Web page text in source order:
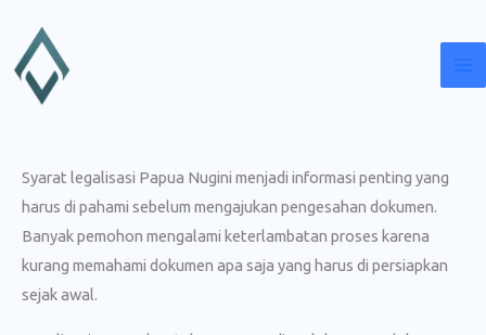
konten
Syarat legalisasi Papua Nugini menjadi informasi penting yang
harus di pahami sebelum mengajukan pengesahan dokumen.
Banyak pemohon mengalami keterlambatan proses karena
kurang memahami dokumen apa saja yang harus di persiapkan
sejak awal.